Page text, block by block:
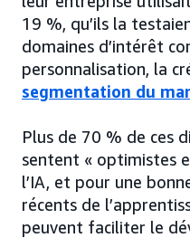
19 %, qu’ils la
domaines d’intérêt
personnalisation, la
segmentation du
Plus de 70 % de ces
sentent « optimistes
l’IA, et pour une
récents de
peuvent faciliter le